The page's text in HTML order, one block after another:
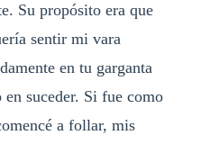
Su propósito era que
sentir mi vara
en tu garganta
suceder. Si fue como
a follar, mis